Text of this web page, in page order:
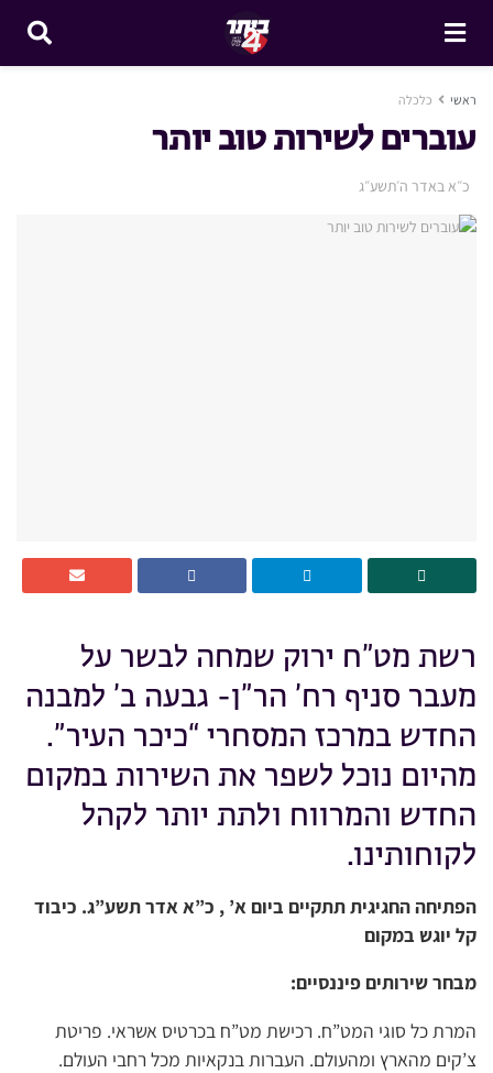
ראשי כלכלה
עוברים לשירות טוב יותר
כ״א באדר ה׳תשע״ג
רשת מט”ח ירוק שמחה לבשר על
מעבר סניף רח’ הר”ן- גבעה ב’ למבנה
החדש במרכז המסחרי “כיכר העיר”.
מהיום נוכל לשפר את השירות במקום
החדש והמרווח ולתת יותר לקהל
לקוחותינו.
הפתיחה החגיגית תתקיים ביום א’ , כ”א אדר תשע”ג. כיבוד
קל יוגש במקום
מבחר שירותים פיננסיים:
המרת כל סוגי המט”ח. רכישת מט”ח בכרטיס אשראי. פריטת
צ’קים מהארץ ומהעולם. העברות בנקאיות מכל רחבי העולם.